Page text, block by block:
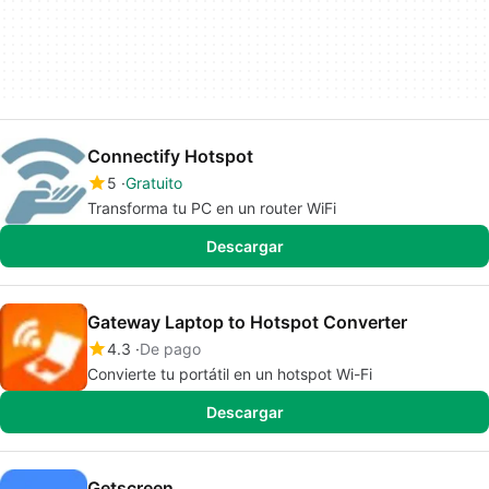
Connectify Hotspot
5 Gratuito
Transforma tu PC en un router WiFi
Descargar
Gateway Laptop to Hotspot Converter
4.3 De pago
Convierte tu portátil en un hotspot Wi-Fi
Descargar